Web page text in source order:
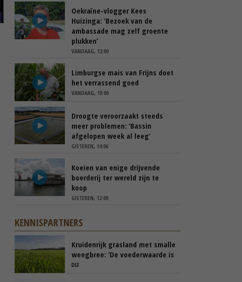
Oekraïne-vlogger Kees
Huizinga: ‘Bezoek van de
ambassade mag zelf groente
plukken’
VANDAAG, 12:00
Limburgse mais van Frijns doet
het verrassend goed
VANDAAG, 10:00
Droogte veroorzaakt steeds
meer problemen: ‘Bassin
afgelopen week al leeg’
GISTEREN, 14:06
Koeien van enige drijvende
boerderij ter wereld zijn te
koop
GISTEREN, 12:00
KENNISPARTNERS
Kruidenrijk grasland met smalle
weegbree: ‘De voederwaarde is
vergelijkbaar met Engels
DLF